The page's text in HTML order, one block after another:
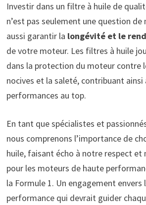
Investir dans un filtre à huile de
n’est pas seulement une question de
aussi garantir la longévité et le
de votre moteur. Les filtres à huile
dans la protection du moteur contre
nocives et la saleté, contribuant ainsi
performances au top.
En tant que spécialistes et
nous comprenons l’importance de
huile, faisant écho à notre respect
pour les moteurs de haute
la Formule 1. Un engagement envers
performance qui devrait guider